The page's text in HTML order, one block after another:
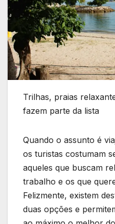
Trilhas, praias
fazem parte da lista
Quando o assunto é
os turistas costumam
aqueles que buscam
trabalho e os que
Felizmente, existem
duas opções e